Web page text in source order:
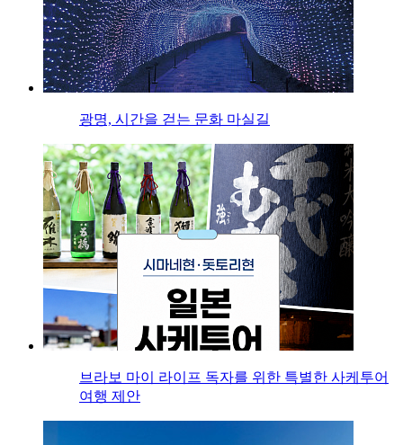
광명, 시간을 걷는 문화 마실길
브라보 마이 라이프 독자를 위한 특별한 사케투어
여행 제안